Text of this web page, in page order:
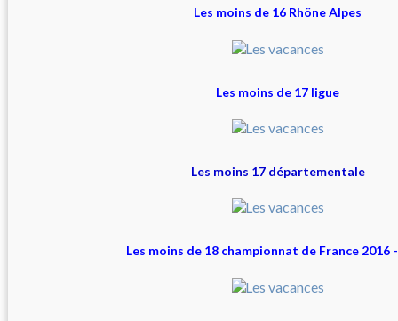
Les moins de 16 Rhöne Alpes
Les moins de 17 ligue
Les moins 17 départementale
Les moins de 18 championnat de France 2016